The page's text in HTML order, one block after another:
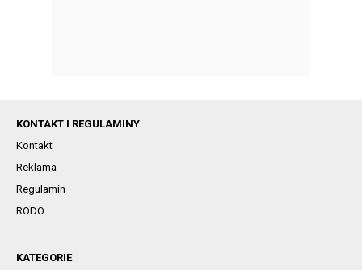
KONTAKT I REGULAMINY
Kontakt
Reklama
Regulamin
RODO
KATEGORIE